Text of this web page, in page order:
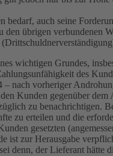
bedarf, auch seine
den übrigen verbundenen
wichtigen Grundes,
des
nach vorheriger
Kunden gegenüber dem
zu benachrichtigen.
zu erteilen und die
gesetzten
zur Herausgabe
denn, der Lieferant hätte